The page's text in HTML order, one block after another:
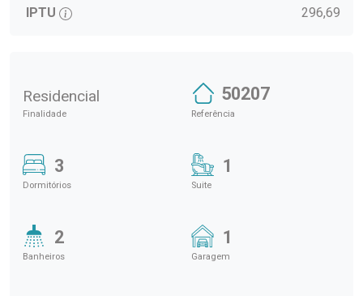
IPTU 296,69
Residencial
Finalidade
50207
Referência
3
Dormitórios
1
Suite
2
Banheiros
1
Garagem